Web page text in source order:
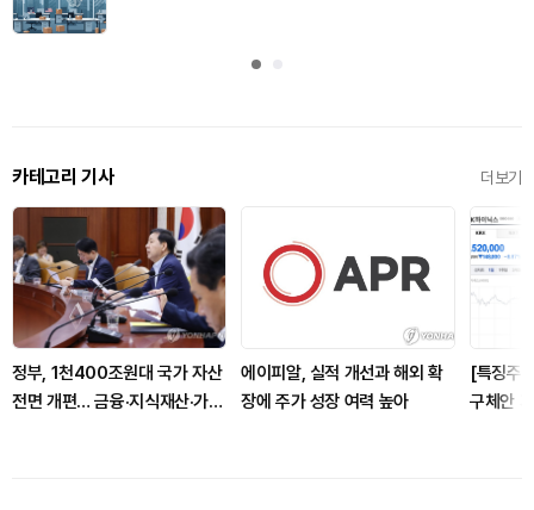
카테고리 기사 더보기
정부, 1천400조원대 국가 자산
전면 개편… 금융·지식재산·가상
에이피알, 실적 개선과 해외 확
장에 주가 성장 여력 높아
[특징주]
구체안